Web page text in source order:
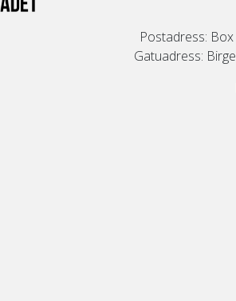
Postadress:
Gatuadress: